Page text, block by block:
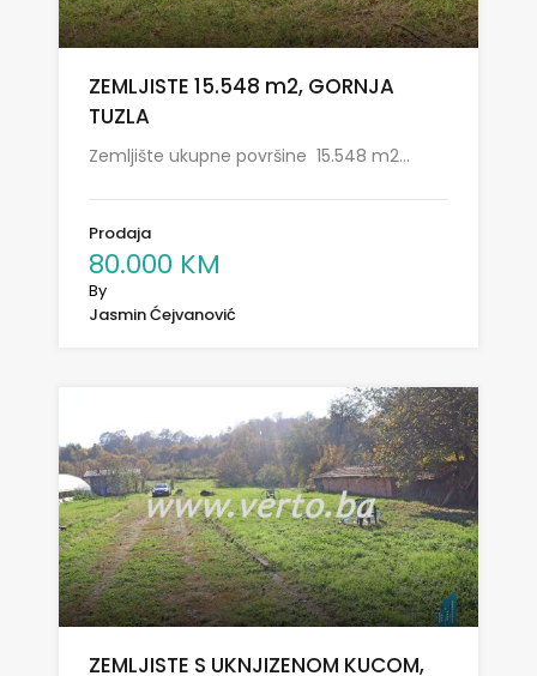
ZEMLJISTE 15.548 m2, GORNJA
TUZLA
Zemljište ukupne površine 15.548 m2…
Prodaja
80.000 KM
By
Jasmin Ćejvanović
ZEMLJISTE S UKNJIZENOM KUCOM,